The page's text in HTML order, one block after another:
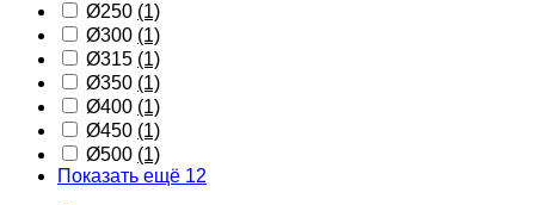
Ø250 (1)
Ø300 (1)
Ø315 (1)
Ø350 (1)
Ø400 (1)
Ø450 (1)
Ø500 (1)
Показать ещё 12